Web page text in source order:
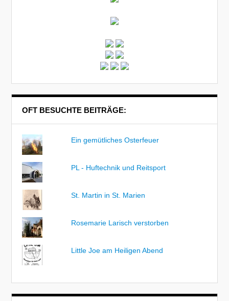
OFT BESUCHTE BEITRÄGE:
Ein gemütliches Osterfeuer
PL - Huftechnik und Reitsport
St. Martin in St. Marien
Rosemarie Larisch verstorben
Little Joe am Heiligen Abend